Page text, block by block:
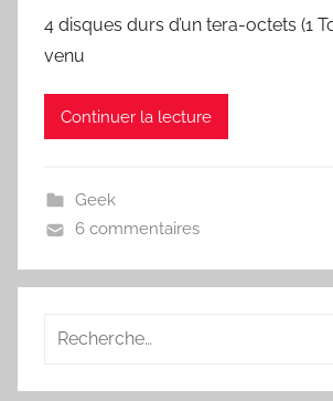
4 disques durs d’un tera-octets (1
venu
Continuer la lecture
Geek
6 commentaires
Recherche
: